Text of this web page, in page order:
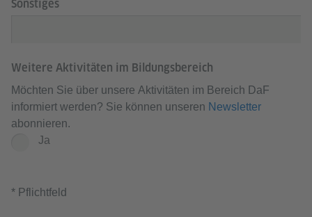
Sonstiges
Weitere Aktivitäten im Bildungsbereich
Möchten Sie über unsere Aktivitäten im Bereich DaF
informiert werden? Sie können unseren Newsletter
abonnieren.
Ja
* Pflichtfeld